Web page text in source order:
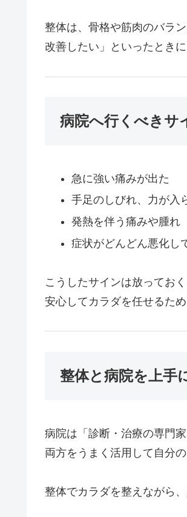
整体は、骨格や筋肉のバラ
改善したい」といったときに
病院へ行くべきサ
急に強い痛みが出た
手足のしびれ、力が入
発熱を伴う痛みや腫れ
症状がどんどん悪化し
こうしたサインは放ってお
安心してカラダを任せるた
整体と病院を上手
病院は「診断・治療の専門
両方をうまく活用して自分
整体でカラダを整えながら